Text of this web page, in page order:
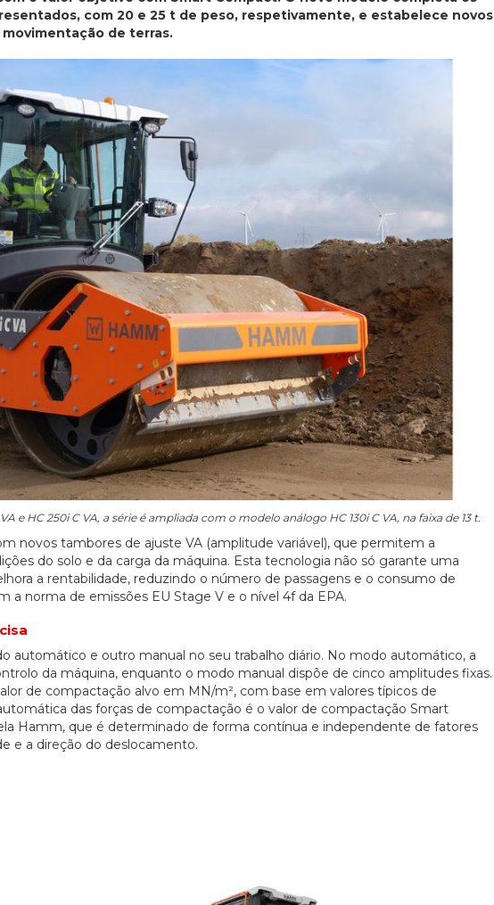
com 20 e 25 t de peso, respetivamente, e estabelece novos
de terras.
e HC 250i C VA, a série é ampliada com o modelo análogo HC 130i C VA, na faixa de 13 t.
novos tambores de ajuste VA (amplitude variável), que permitem a
do solo e da carga da máquina. Esta tecnologia não só garante uma
a rentabilidade, reduzindo o número de passagens e o consumo de
a norma de emissões EU Stage V e o nível 4f da EPA.
automático e outro manual no seu trabalho diário. No modo automático, a
da máquina, enquanto o modo manual dispõe de cinco amplitudes fixas.
de compactação alvo em MN/m², com base em valores típicos de
das forças de compactação é o valor de compactação Smart
Hamm, que é determinado de forma contínua e independente de fatores
e a direção do deslocamento.